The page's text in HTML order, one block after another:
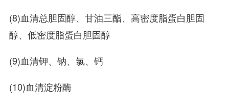
(8)血清总胆固醇、甘油三酯、高密度脂蛋白胆固
醇、低密度脂蛋白胆固醇
(9)血清钾、钠、氯、钙
(10)血清淀粉酶